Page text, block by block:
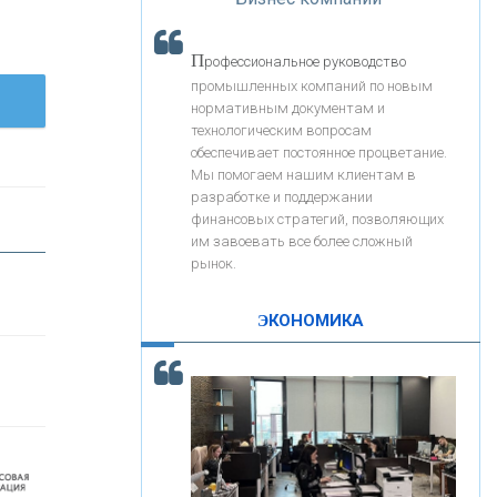
«РОСЕВРОБАНК»
«ПРЕСС-СЛУЖБА ВТБ24»
«АВТОГРАДБАНК»
КОНТАКТЫ
«Интервью»
Скорость - один из главных трендов в
кредитовании бизнеса - «Интервью»
Профессиональное руководство
промышленных компаний по новым
нормативным документам и
технологическим вопросам
обеспечивает постоянное процветание.
Мы помогаем нашим клиентам в
разработке и поддержании
финансовых стратегий, позволяющих
им завоевать все более сложный
рынок.
ЭКОНОМИКА